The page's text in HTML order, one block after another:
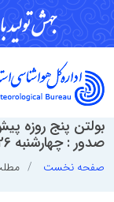
بولتن پنج روزه
صدور : چهارشنبه 26 فروردین ماه 1405
صفحه نخست